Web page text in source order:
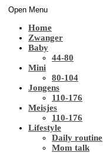
Open Menu
Home
Zwanger
Baby
44-80
Mini
80-104
Jongens
110-176
Meisjes
110-176
Lifestyle
Daily routine
Mom talk